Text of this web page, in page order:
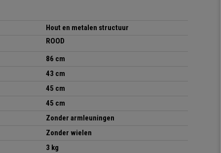
Hout en metalen structuur
ROOD
86 cm
43 cm
45 cm
45 cm
Zonder armleuningen
Zonder wielen
3 kg